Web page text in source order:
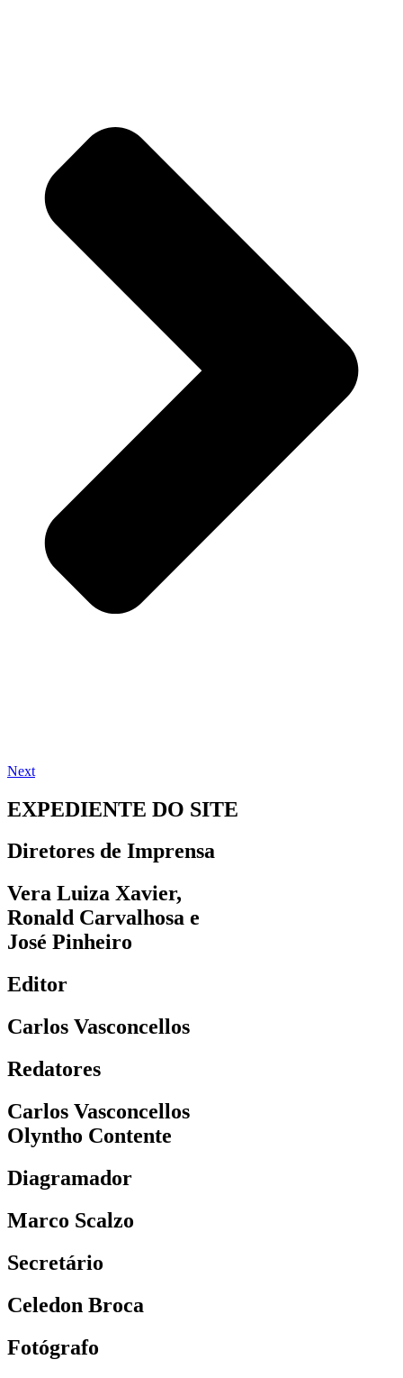
Next
EXPEDIENTE DO SITE
Diretores de Imprensa
Vera Luiza Xavier,
Ronald Carvalhosa e
José Pinheiro
Editor
Carlos Vasconcellos
Redatores
Carlos Vasconcellos
Olyntho Contente
Diagramador
Marco Scalzo
Secretário
Celedon Broca
Fotógrafo